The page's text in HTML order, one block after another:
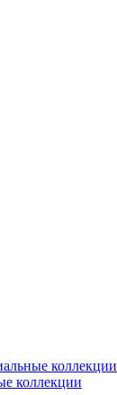
коллекции
коллекции